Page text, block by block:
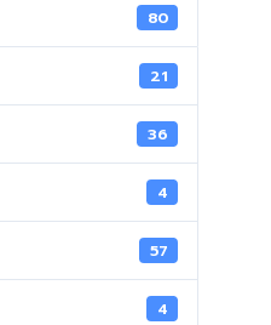
80
21
36
4
57
4